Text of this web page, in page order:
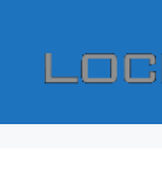
contenuto